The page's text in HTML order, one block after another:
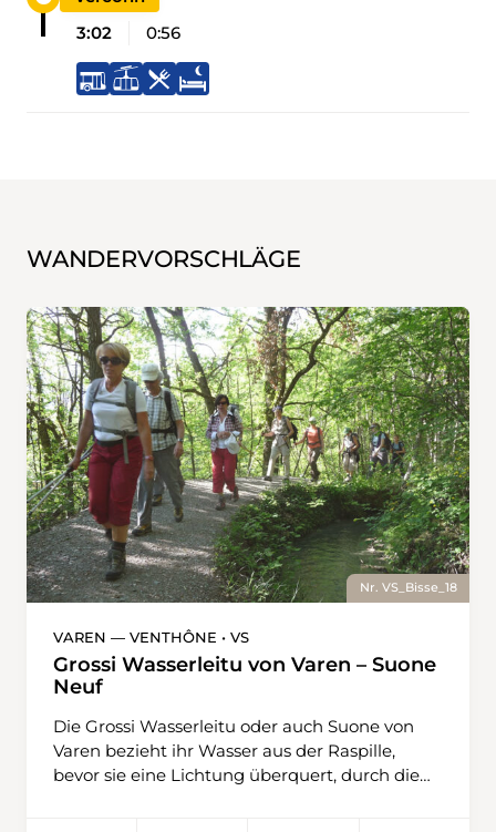
3:02
0:56
WANDERVORSCHLÄGE
Nr. VS_Bisse_18
VAREN — VENTHÔNE • VS
Grossi Wasserleitu von Varen – Suone
Neuf
Die Grossi Wasserleitu oder auch Suone von
Varen bezieht ihr Wasser aus der Raspille,
bevor sie eine Lichtung überquert, durch die